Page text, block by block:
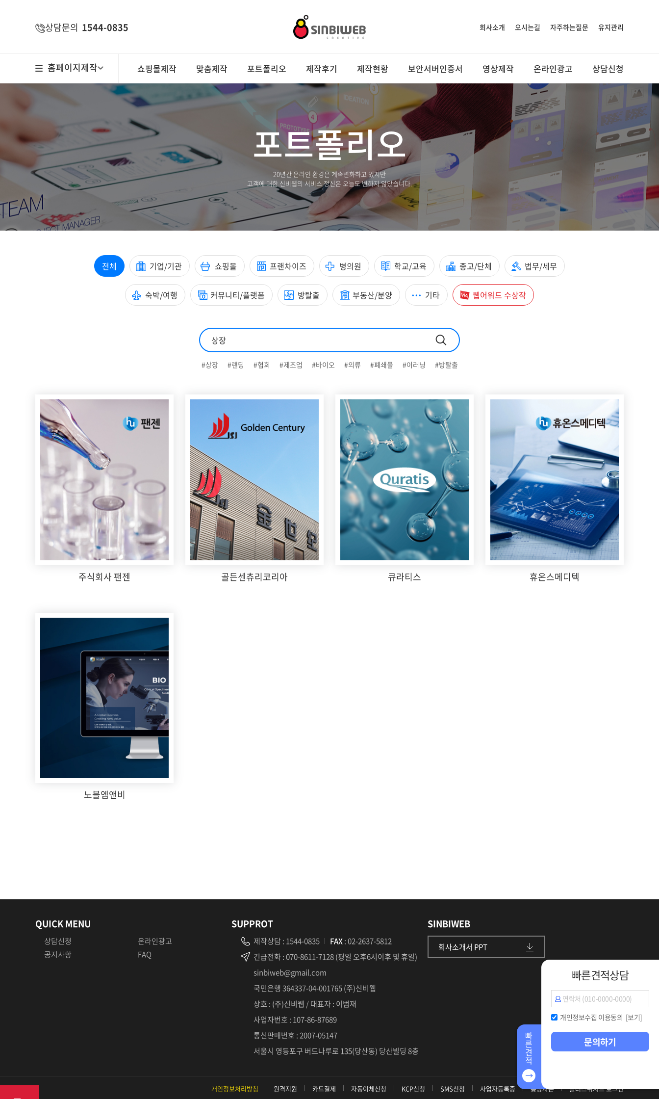
상담문의 1544-0835 회사소개 오시는길 자주하는질문 유지관리
홈페이지제작 쇼핑몰제작 맞춤제작 포트폴리오 제작후기 제작현황 보안서버인증서 영상제작 온라인광고 상담신청
포트폴리오
20년간 온라인 환경은 계속변화하고 있지만
고객에 대한 신비웹의 서비스 정신은 오늘도 변하지 않았습니다.
전체 기업/기관 쇼핑몰 프랜차이즈 병의원 학교/교육 종교/단체 법무/세무
숙박/여행 커뮤니티/플랫폼 방탈출 부동산/분양 기타 웹어워드 수상작
#상장 #랜딩 #협회 #제조업 #바이오 #의류 #폐쇄몰 #이러닝 #방탈출
주식회사 팬젠 골든센츄리코리아 큐라티스 휴온스메디텍
노블엠앤비
빠
른
견
적
빠른견적상담
개인정보수집 이용동의 [보기]
문의하기
QUICK MENU
상담신청
온라인광고
공지사항
FAQ
SUPPROT
제작상담: 1544-0835 FAX: 02-2637-5812
긴급전화 : 070-8611-7128 (평일 오후6시이후 및 휴일)
sinbiweb@gmail.com
국민은행 364337-04-001765 (주)신비웹
상호 : (주)신비웹 / 대표자 : 이범재
사업자번호 : 107-86-87689
통신판매번호 : 2007-05147
서울시 영등포구 버드나루로 135(당산동) 당산빌딩 8층
SINBIWEB
회사소개서 PPT
개인정보처리방침 원격지원 카드결제 자동이체신청 KCP신청 SMS신청 사업자등록증 통장사본 플러스위자드 로그인